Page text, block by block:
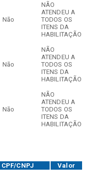
Não
NÃO
ATENDEU A
TODOS OS
ITENS DA
HABILITAÇÃO
Não
NÃO
ATENDEU A
TODOS OS
ITENS DA
HABILITAÇÃO
Não
NÃO
ATENDEU A
TODOS OS
ITENS DA
HABILITAÇÃO
CPF/CNPJ Valor